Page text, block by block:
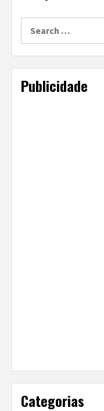
Publicidade
Categorias